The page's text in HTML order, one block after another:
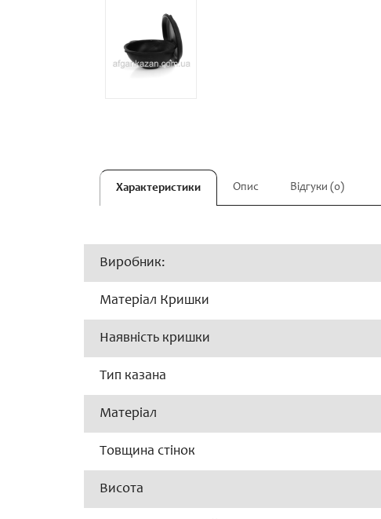
Характеристики Опис Відгуки (0)
Виробник:
Матеріал Кришки
Наявність кришки
Тип казана
Матеріал
Товщина стінок
Висота